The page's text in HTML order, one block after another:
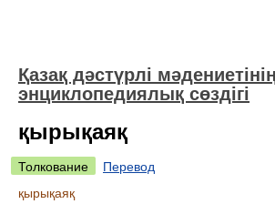
Қазақ дәстүрлі
энциклопедиялық сөздігі
қырықаяқ
Толкование
Перевод
қырықаяқ